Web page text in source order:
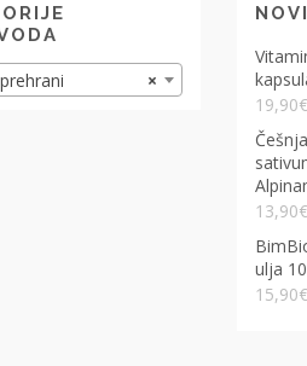
×
19,90€
13,90€
ulja
15,90€